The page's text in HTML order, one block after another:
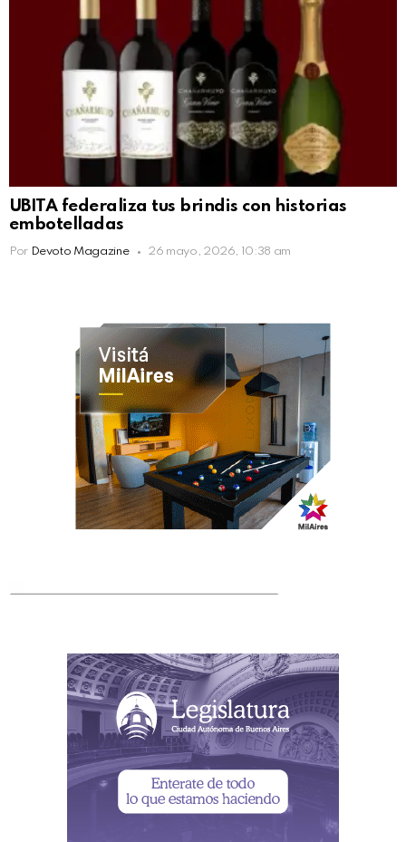
UBITA federaliza tus brindis con historias
embotelladas
Por Devoto Magazine 26 mayo, 2026, 10:38 am